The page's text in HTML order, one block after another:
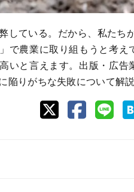
している。だから、私た
で農業に取り組もうと考え
いと言えます。出版・広
陥りがちな失敗について解説